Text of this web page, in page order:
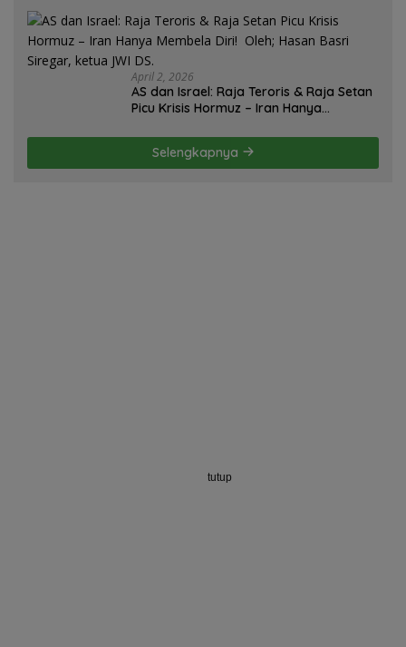
Basri Siregar.
April 2, 2026
AS dan Israel: Raja Teroris & Raja Setan
Picu Krisis Hormuz – Iran Hanya
ketua JWI DS.
Selengkapnya
tutup